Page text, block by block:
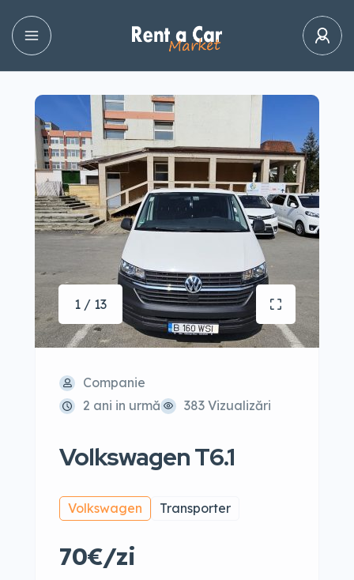
1 / 13
Companie
2 ani in urmă
383 Vizualizări
Volkswagen T6.1
Volkswagen Transporter
70€/zi